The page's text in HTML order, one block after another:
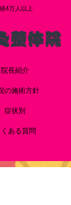
4万人以上
院長紹介
の施術方針
症状別
くある質問